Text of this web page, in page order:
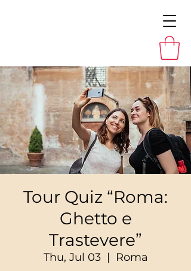
Tour Quiz “Roma:
Ghetto e
Trastevere”
Thu, Jul 03
  |
Roma